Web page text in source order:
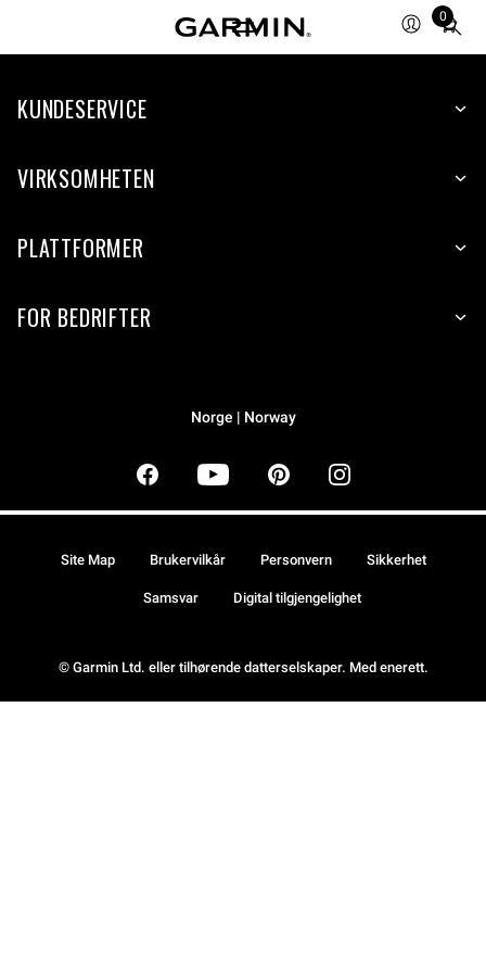
0
Total
items
cart:
KUNDESERVICE
VIRKSOMHETEN
PLATTFORMER
FOR BEDRIFTER
Norge | Norway
© Garmin Ltd. eller tilhørende datterselskaper. Med enerett.
Site Map Brukervilkår Personvern Sikkerhet
Samsvar Digital tilgjengelighet